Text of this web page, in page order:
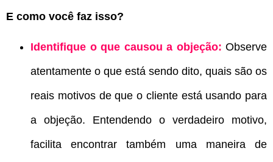
E como você faz isso?
Identifique o que causou a objeção: Observe
atentamente o que está sendo dito, quais são os
reais motivos de que o cliente está usando para
a objeção. Entendendo o verdadeiro motivo,
facilita encontrar também uma maneira de